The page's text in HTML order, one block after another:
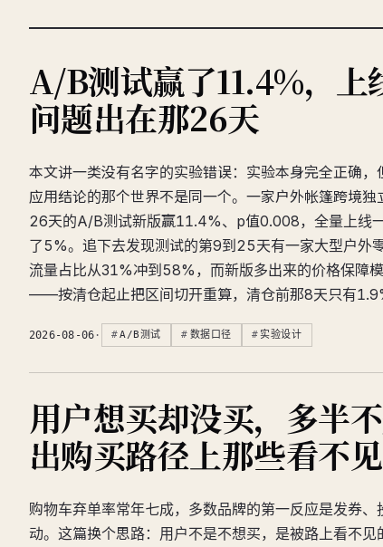
A/B测试赢了11.4%，上
问题出在那26天
本文讲一类没有名字的实验错误：实验本身完全正确
应用结论的那个世界不是同一个。一家户外帐篷跨境独
26天的A/B测试新版赢11.4%、p值0.008，全量上线
了5%。追下去发现测试的第9到25天有一家大型户外
流量占比从31%冲到58%，而新版多出来的价格保障
——按清仓起止把区间切开重算，清仓前那8天只有
2026-08-06 · A/B测试 数据口径 实验设计
用户想买却没买，多半
出购买路径上那些看不
购物车弃单率常年七成，多数品牌的第一反应是发券
动。这篇换个思路：用户不是不想买，是被路上看不